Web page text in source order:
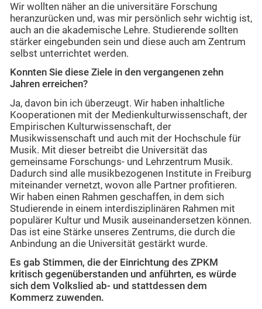
Wir wollten näher an die universitäre Forschung
heranzurücken und, was mir persönlich sehr wichtig ist,
auch an die akademische Lehre. Studierende sollten
stärker eingebunden sein und diese auch am Zentrum
selbst unterrichtet werden.
Konnten Sie diese Ziele in den vergangenen zehn
Jahren erreichen?
Ja, davon bin ich überzeugt. Wir haben inhaltliche
Kooperationen mit der Medienkulturwissenschaft, der
Empirischen Kulturwissenschaft, der
Musikwissenschaft und auch mit der Hochschule für
Musik. Mit dieser betreibt die Universität das
gemeinsame Forschungs- und Lehrzentrum Musik.
Dadurch sind alle musikbezogenen Institute in Freiburg
miteinander vernetzt, wovon alle Partner profitieren.
Wir haben einen Rahmen geschaffen, in dem sich
Studierende in einem interdisziplinären Rahmen mit
populärer Kultur und Musik auseinandersetzen können.
Das ist eine Stärke unseres Zentrums, die durch die
Anbindung an die Universität gestärkt wurde.
Es gab Stimmen, die der Einrichtung des ZPKM
kritisch gegenüberstanden und anführten, es würde
sich dem Volkslied ab- und stattdessen dem
Kommerz zuwenden.